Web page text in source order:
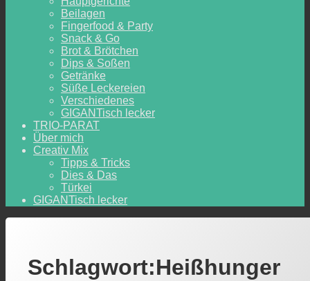
Beilagen
Fingerfood & Party
Snack & Go
Brot & Brötchen
Dips & Soßen
Getränke
Süße Leckereien
Verschiedenes
GIGANTisch lecker
TRIO-PARAT
Über mich
Creativ Mix
Tipps & Tricks
Dies & Das
Türkei
GIGANTisch lecker
Schlagwort:Heißhunger